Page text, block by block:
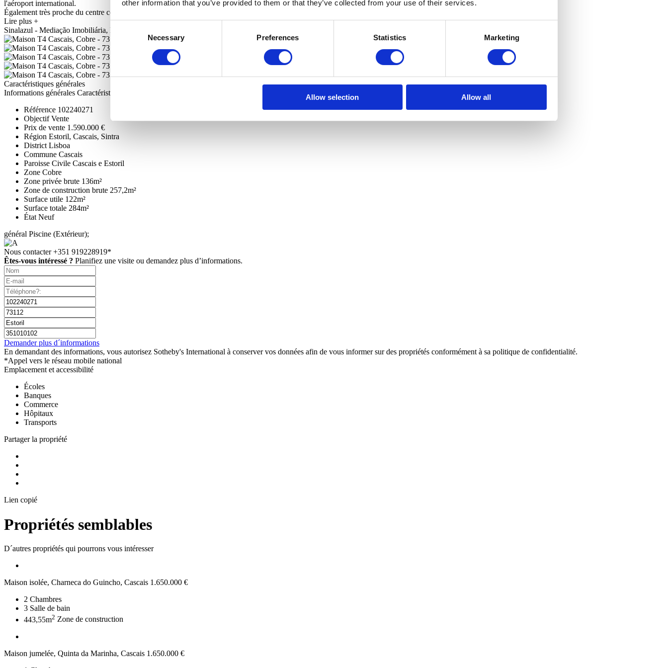
other information that you’ve provided to them or that they’ve collected from your use of their services.
Consent
Necessary Preferences Statistics Marketing
Allow selection Allow all
l'aéroport international.
Également très proche du centre commercial Cascais et de l'hôpital de Cascais.
Lire plus +
Sinalazul - Mediação Imobiliária, Lda - AMI 7744
Caractéristiques générales
Informations générales Caractéristiques
Référence 102240271
Objectif Vente
Prix de vente 1.590.000 €
Région Estoril, Cascais, Sintra
District Lisboa
Commune Cascais
Paroisse Civile Cascais e Estoril
Zone Cobre
Zone privée brute 136m²
Zone de construction brute 257,2m²
Surface utile 122m²
Surface totale 284m²
État Neuf
général Piscine (Extérieur);
Nous contacter +351 919228919*
Êtes-vous intéressé ? Planifiez une visite ou demandez plus d’informations.
Demander plus d´informations
En demandant des informations, vous autorisez Sotheby's International à conserver vos données afin de vous informer sur des propriétés conformément à sa politique de confidentialité.
*Appel vers le réseau mobile national
Emplacement et accessibilité
Écoles
Banques
Commerce
Hôpitaux
Transports
Partager la propriété
Lien copié
Propriétés semblables
D´autres propriétés qui pourrons vous intéresser
Maison isolée, Charneca do Guincho, Cascais 1.650.000 €
2 Chambres
3 Salle de bain
443,55m2 Zone de construction
Maison jumelée, Quinta da Marinha, Cascais 1.650.000 €